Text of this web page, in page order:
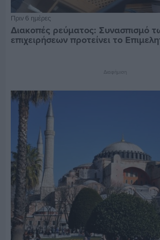
Πριν 6 ημέρες
Διακοπές ρεύματος: Συνασπισμό
επιχειρήσεων προτείνει το
Διαφήμιση